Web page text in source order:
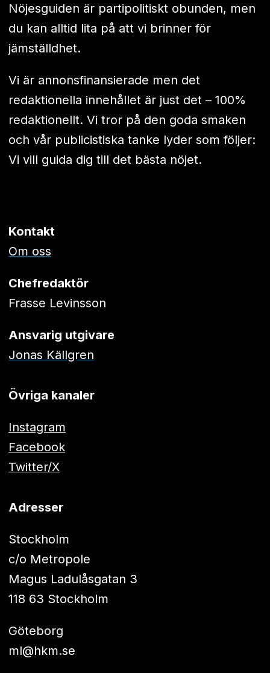
Nöjesguiden är partipolitiskt obunden, men
du kan alltid lita på att vi brinner för
jämställdhet.
Vi är annonsfinansierade men det
redaktionella innehållet är just det – 100%
redaktionellt. Vi tror på den goda smaken
och vår publicistiska tanke lyder som följer:
Vi vill guida dig till det bästa nöjet.
Kontakt
Om oss
Chefredaktör
Frasse Levinsson
Ansvarig utgivare
Jonas Källgren
Övriga kanaler
Instagram
Facebook
Twitter/X
Adresser
Stockholm
c/o Metropole
Magus Ladulåsgatan 3
118 63 Stockholm
Göteborg
ml@hkm.se